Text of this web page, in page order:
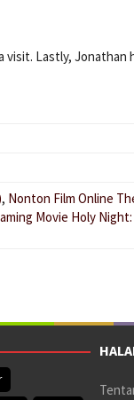
visit. Lastly, Jonathan
, Nonton Film Online
Movie Holy Night: